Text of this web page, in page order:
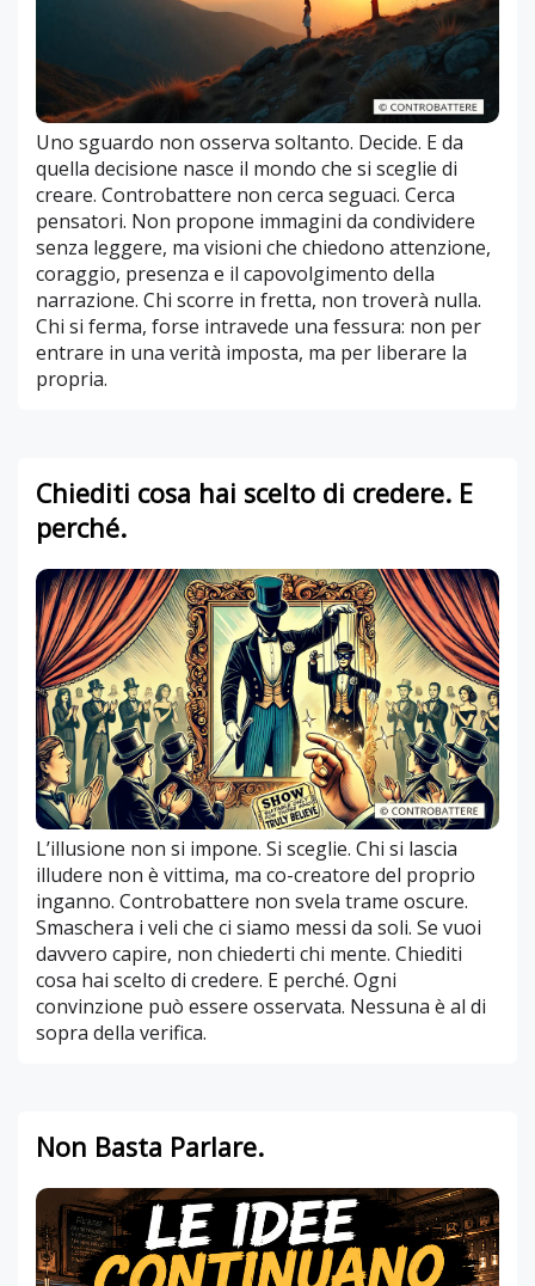
Uno sguardo non osserva soltanto. Decide. E da
quella decisione nasce il mondo che si sceglie di
creare. Controbattere non cerca seguaci. Cerca
pensatori. Non propone immagini da condividere
senza leggere, ma visioni che chiedono attenzione,
coraggio, presenza e il capovolgimento della
narrazione. Chi scorre in fretta, non troverà nulla.
Chi si ferma, forse intravede una fessura: non per
entrare in una verità imposta, ma per liberare la
propria.
Chiediti cosa hai scelto di credere. E
perché.
L’illusione non si impone. Si sceglie. Chi si lascia
illudere non è vittima, ma co-creatore del proprio
inganno. Controbattere non svela trame oscure.
Smaschera i veli che ci siamo messi da soli. Se vuoi
davvero capire, non chiederti chi mente. Chiediti
cosa hai scelto di credere. E perché. Ogni
convinzione può essere osservata. Nessuna è al di
sopra della verifica.
Non Basta Parlare.